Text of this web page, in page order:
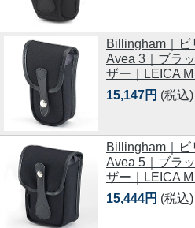
Billingham｜ビ
Avea 3｜ブラ
ザー｜LEICA
15,147円 (税込)
Billingham｜ビ
Avea 5｜ブラ
ザー｜LEICA
15,444円 (税込)